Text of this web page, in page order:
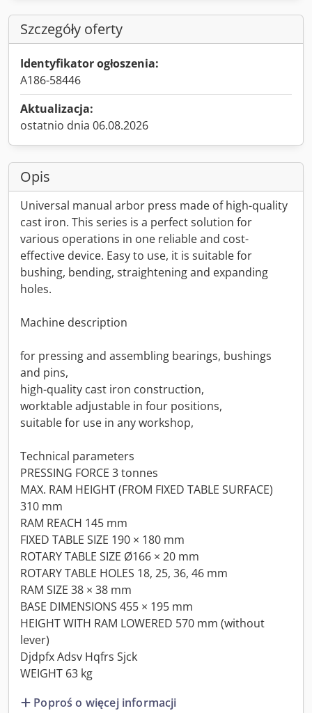
Szczegóły oferty
Identyfikator ogłoszenia:
A186-58446
Aktualizacja:
ostatnio dnia 06.08.2026
Opis
Universal manual arbor press made of high-quality
cast iron. This series is a perfect solution for
various operations in one reliable and cost-
effective device. Easy to use, it is suitable for
bushing, bending, straightening and expanding
holes.
Machine description
for pressing and assembling bearings, bushings
and pins,
high-quality cast iron construction,
worktable adjustable in four positions,
suitable for use in any workshop,
Technical parameters
PRESSING FORCE 3 tonnes
MAX. RAM HEIGHT (FROM FIXED TABLE SURFACE)
310 mm
RAM REACH 145 mm
FIXED TABLE SIZE 190 × 180 mm
ROTARY TABLE SIZE Ø166 × 20 mm
ROTARY TABLE HOLES 18, 25, 36, 46 mm
RAM SIZE 38 × 38 mm
BASE DIMENSIONS 455 × 195 mm
HEIGHT WITH RAM LOWERED 570 mm (without
lever)
Djdpfx Adsv Hqfrs Sjck
WEIGHT 63 kg
Poproś o więcej informacji